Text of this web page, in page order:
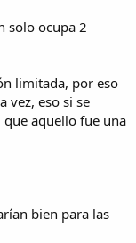
solo ocupa 2
limitada, por eso
vez, eso si se
aquello fue una
bien para las